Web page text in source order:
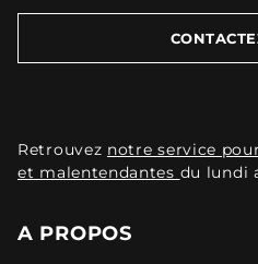
Retrouvez notre service
et malentendantes du lundi
A PROPOS